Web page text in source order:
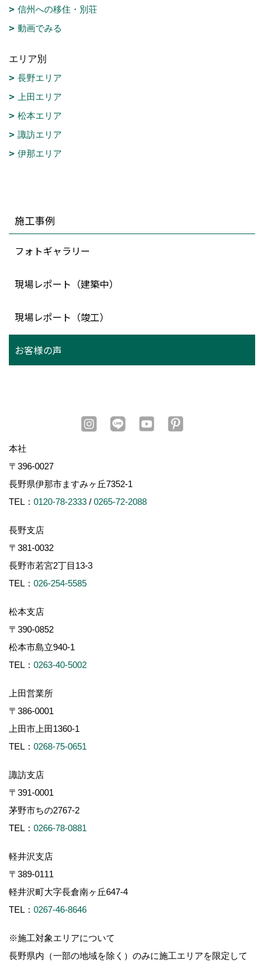
信州への移住・別荘
動画でみる
エリア別
長野エリア
上田エリア
松本エリア
諏訪エリア
伊那エリア
施工事例
フォトギャラリー
現場レポート（建築中）
現場レポート（竣工）
お客様の声
本社
〒396-0027
長野県伊那市ますみヶ丘7352-1
TEL： 0120-78-2333 / 0265-72-2088
長野支店
〒381-0032
長野市若宮2丁目13-3
TEL： 026-254-5585
松本支店
〒390-0852
松本市島立940-1
TEL： 0263-40-5002
上田営業所
〒386-0001
上田市上田1360-1
TEL： 0268-75-0651
諏訪支店
〒391-0001
茅野市ちの2767-2
TEL： 0266-78-0881
軽井沢支店
〒389-0111
軽井沢町大字長倉南ヶ丘647-4
TEL： 0267-46-8646
※施工対象エリアについて
長野県内（一部の地域を除く）のみに施工エリアを限定して